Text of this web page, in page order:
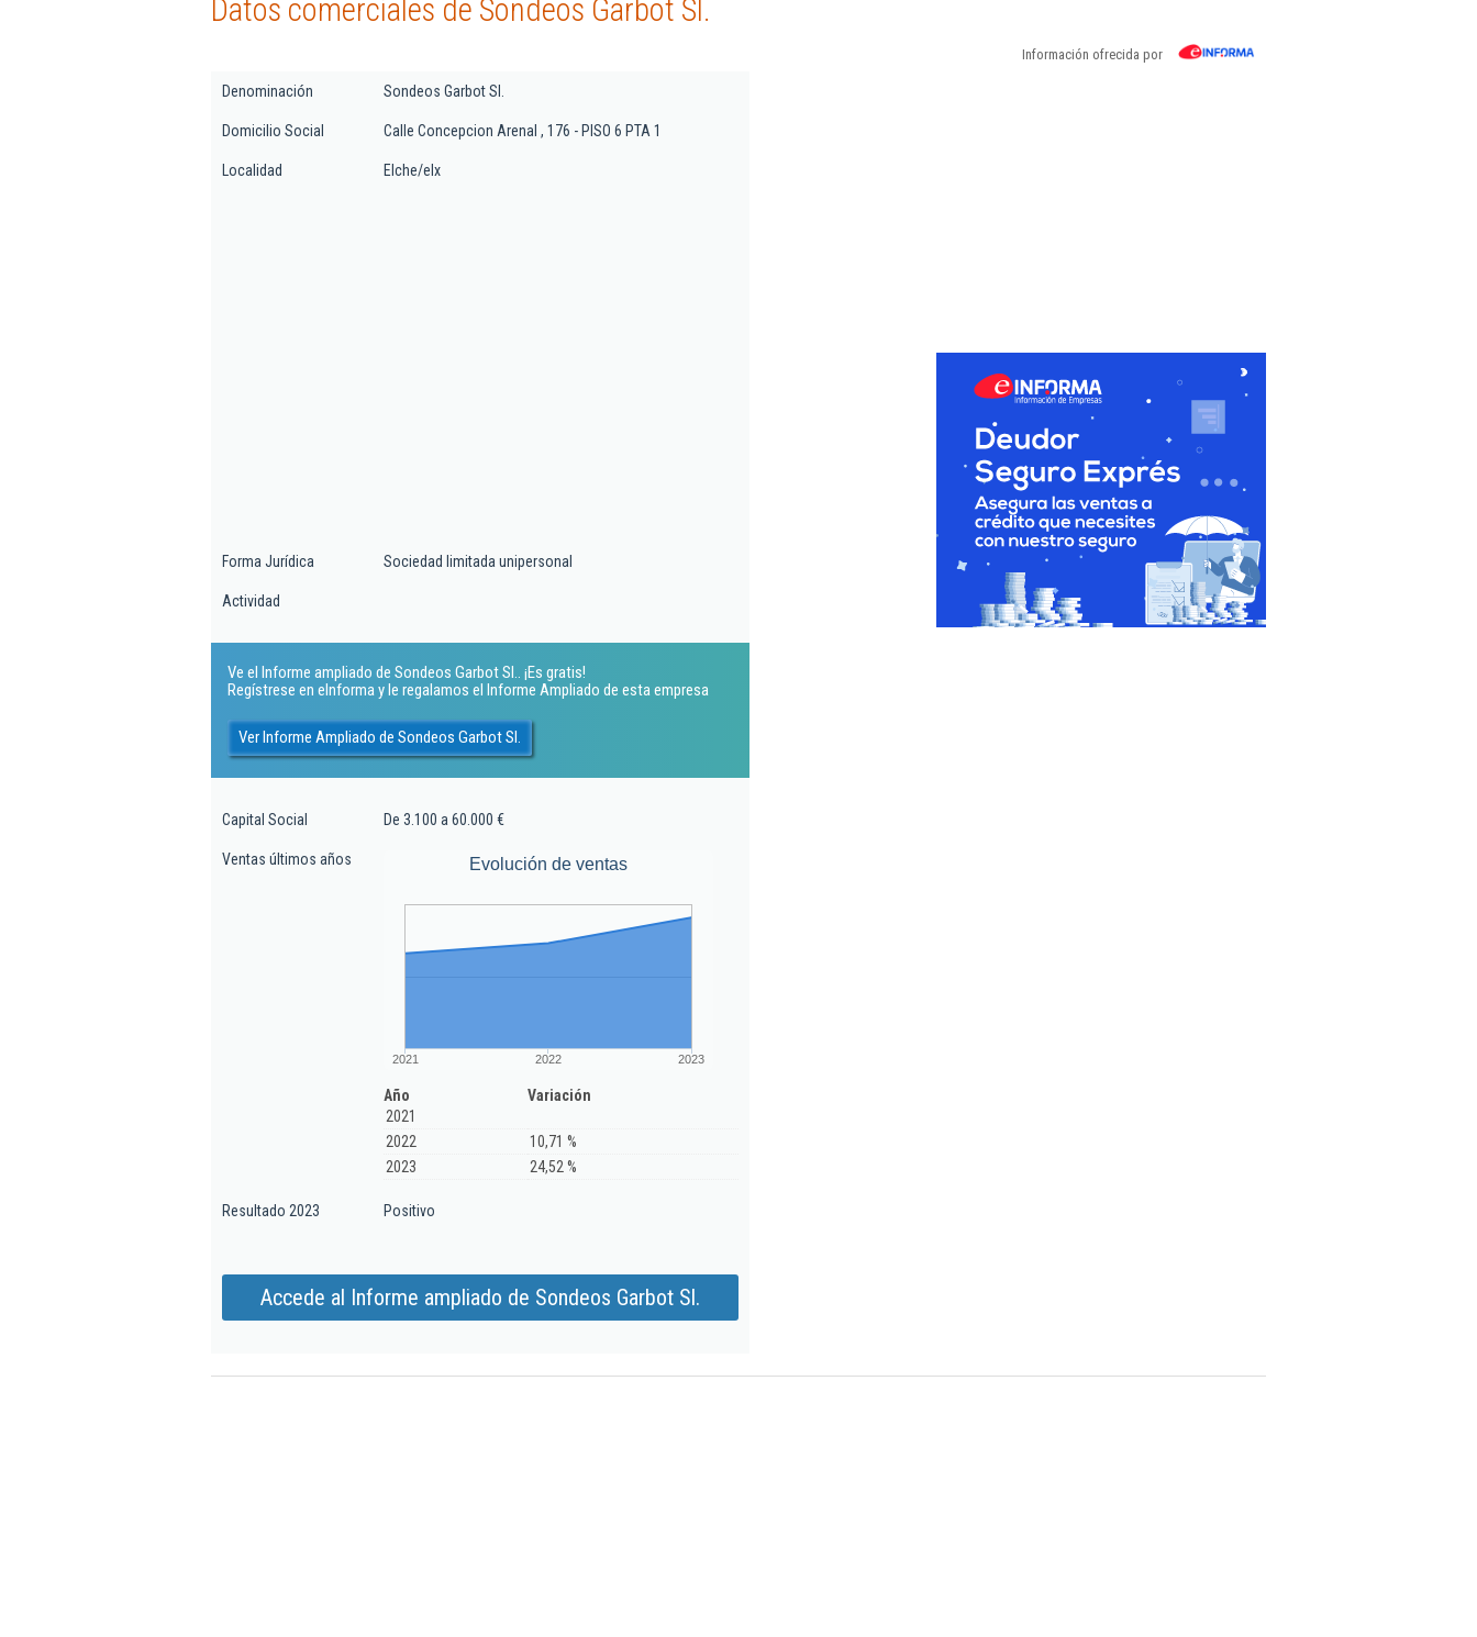
Datos comerciales de Sondeos Garbot Sl.
Información ofrecida por
Denominación Sondeos Garbot Sl.
Domicilio Social Calle Concepcion Arenal , 176 - PISO 6 PTA 1
Localidad Elche/elx
Forma Jurídica Sociedad limitada unipersonal
Actividad
Ve el Informe ampliado de Sondeos Garbot Sl.. ¡Es gratis!
Regístrese en eInforma y le regalamos el Informe Ampliado de esta empresa
Ver Informe Ampliado de Sondeos Garbot Sl.
Capital Social De 3.100 a 60.000 €
Ventas últimos años Evolución de ventas
2021 2022 2023
Año
Variación
2021
2022
10,71 %
2023
24,52 %
Resultado 2023 Positivo
Accede al Informe ampliado de Sondeos Garbot Sl.